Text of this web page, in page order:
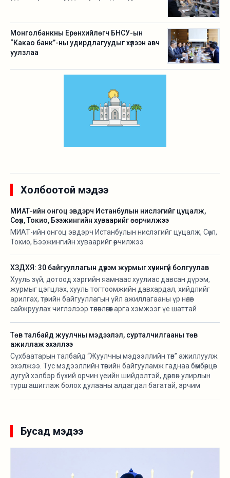
Монголбанкны Ерөнхийлөгч БНСУ-ын
“Какао банк”-ны удирдлагуудыг хүлээн авч
уулзлаа
Холбоотой мэдээ
МИАТ-ийн онгоц эвдэрч Истанбулын нислэгийг цуцалж,
Сөүл, Токио, Бээжингийн хуваарийг өөрчилжээ
МИАТ-ийн онгоц эвдэрч Истанбулын нислэгийг цуцалж, Сөүл,
Токио, Бээжингийн хуваарийг өөрчилжээ
ХЗДХЯ: 30 байгууллагын дүрэм журмыг хүчингүй болгуулав
Хууль зүй, дотоод хэргийн яамнаас хуулиас давсан дүрэм,
журмыг цэгцлэх, хууль тогтоомжийн давхардал, хийдлийг
арилгах, төрийн байгууллагын үйл ажиллагааны үр нөлөөг
сайжруулах чиглэлээр төлөвлөгөөт арга хэмжээг үе шаттай
Төв талбайд жуулчны мэдээлэл, сурталчилгааны төв
ажиллаж эхэллээ
Сүхбаатарын талбайд “Жуулчны мэдээллийн төв” ажиллуулж
эхэлжээ. Тус мэдээллийн төвийн байгууламж гаднаа бөмбөрцөг
дугуй хэлбэр бүхий орчин үеийн шийдэлтэй, дөрвөн улирлын
турш ашиглаж болох дулааны алдагдал багатай, эрчим
байна.
Бусад мэдээ